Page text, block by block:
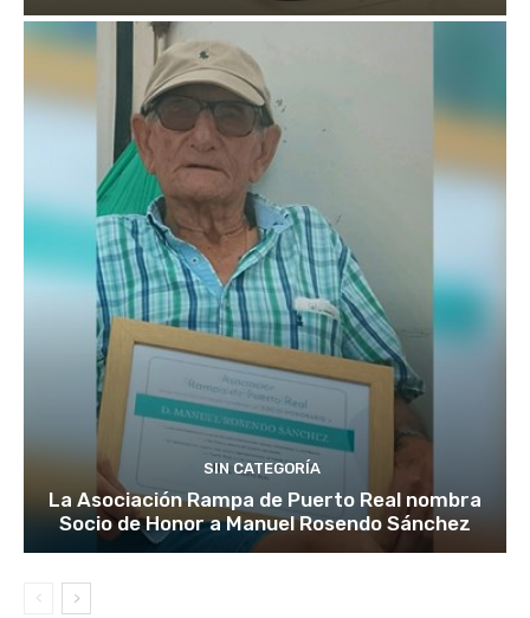
SIN CATEGORÍA
La Asociación Rampa de Puerto Real nombra
Socio de Honor a Manuel Rosendo Sánchez